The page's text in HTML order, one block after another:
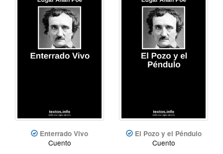
Enterrado Vivo
Cuento
El Pozo y el Péndulo
Cuento